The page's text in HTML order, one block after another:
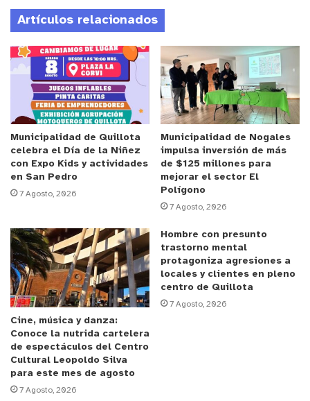
Naranjo.
Por su parte el Diputado Tomás Hirsch tras la
presentación de acusación constitucional contra
Sebastián Piñera aclaró que “Podemos asegurar
que están los votos de nuestras bancadas de
oposición, y el oficialismo debería también
apoyarla”.
“Ojalá que la instrucción de la Fiscalía de iniciar
una persecución penal al Presidente de la
República por primera vez en la historia, le quite
presiones a los diputados de oficialismo”, comentó
el diputado Marcelo Díaz.
y tú, ¿qué opinas?
Artículos relacionados
Municipalidad de Quillota
celebra el Día de la Niñez
con Expo Kids y actividades
en San Pedro
7 Agosto, 2026
Municipalidad de Nogales
impulsa inversión de más
de $125 millones para
mejorar el sector El
Polígono
7 Agosto, 2026
Cine, música y danza:
Conoce la nutrida cartelera
de espectáculos del Centro
Cultural Leopoldo Silva
para este mes de agosto
7 Agosto, 2026
Hombre con presunto
trastorno mental
protagoniza agresiones a
locales y clientes en pleno
centro de Quillota
7 Agosto, 2026